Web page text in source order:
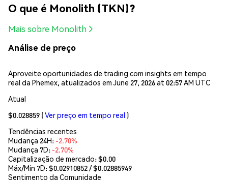
O que é Monolith (TKN)?
Mais sobre Monolith
Análise de preço
Aproveite oportunidades de trading com insights em tempo
real da Phemex, atualizados em June 27, 2026 at 02:57 AM UTC
Atual
$0.028859 (Ver preço em tempo real )
Tendências recentes
Mudança 24H: -2.70%
Mudança 7D: -2.70%
Capitalização de mercado:$0.00
Máx/Mín 7D: $0.02910852/ $0.02885949
Sentimento da Comunidade